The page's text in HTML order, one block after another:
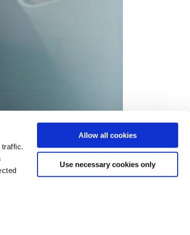
Allow all cookies
Use necessary cookies only
Il prend en charge un grand nombre de tailles VESA, et